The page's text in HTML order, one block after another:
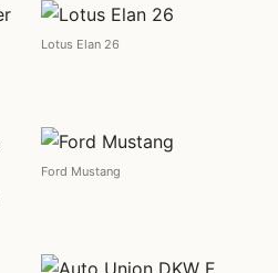
Lotus Elan 26
Ford Mustang